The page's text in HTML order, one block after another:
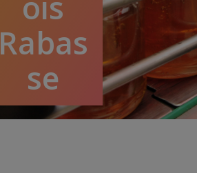
Rabas
se